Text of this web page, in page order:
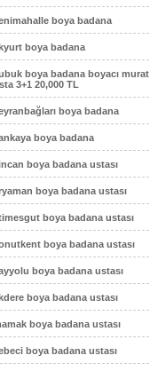
boya badana
boya badana
boya badana boyacı murat
3+1 20,000 TL
boya badana
boya badana
boya badana ustası
boya badana ustası
boya badana ustası
boya badana ustası
boya badana ustası
boya badana ustası
boya badana ustası
boya badana ustası